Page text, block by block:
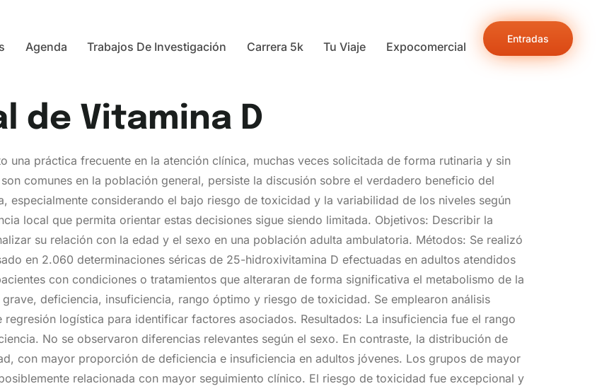
Agenda Trabajos De Investigación Carrera 5k Tu Viaje Expocomercial
Entradas
de Vitamina D
una práctica frecuente en la atención clínica, muchas veces solicitada de forma rutinaria y sin
comunes en la población general, persiste la discusión sobre el verdadero beneficio del
especialmente considerando el bajo riesgo de toxicidad y la variabilidad de los niveles según
local que permita orientar estas decisiones sigue siendo limitada. Objetivos: Describir la
su relación con la edad y el sexo en una población adulta ambulatoria. Métodos: Se realizó
en 2.060 determinaciones séricas de 25-hidroxivitamina D efectuadas en adultos atendidos
con condiciones o tratamientos que alteraran de forma significativa el metabolismo de la
deficiencia, insuficiencia, rango óptimo y riesgo de toxicidad. Se emplearon análisis
logística para identificar factores asociados. Resultados: La insuficiencia fue el rango
No se observaron diferencias relevantes según el sexo. En contraste, la distribución de
con mayor proporción de deficiencia e insuficiencia en adultos jóvenes. Los grupos de mayor
relacionada con mayor seguimiento clínico. El riesgo de toxicidad fue excepcional y